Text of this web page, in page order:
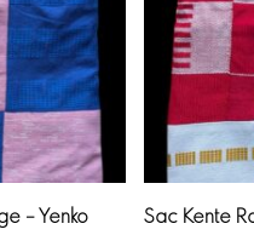
– Yenko Sac Kente